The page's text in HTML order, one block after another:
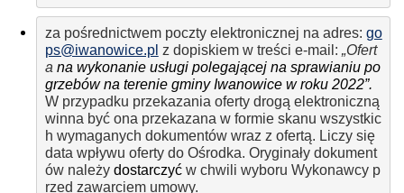
za pośrednictwem poczty elektronicznej na adres: go
ps@iwanowice.pl z dopiskiem w treści e-mail: „Ofert
a na wykonanie usługi polegającej na sprawianiu po
W przypadku przekazania oferty drogą elektroniczną
winna być ona przekazana w formie skanu wszystkic
h wymaganych dokumentów wraz z ofertą. Liczy się
data wpływu oferty do Ośrodka. Oryginały dokument
ów należy dostarczyć w chwili wyboru Wykonawcy p
rzed zawarciem umowy.